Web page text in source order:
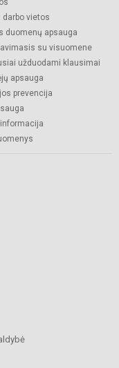
darbo vietos
duomenų apsauga
su visuomene
užduodami klausimai
apsauga
prevencija